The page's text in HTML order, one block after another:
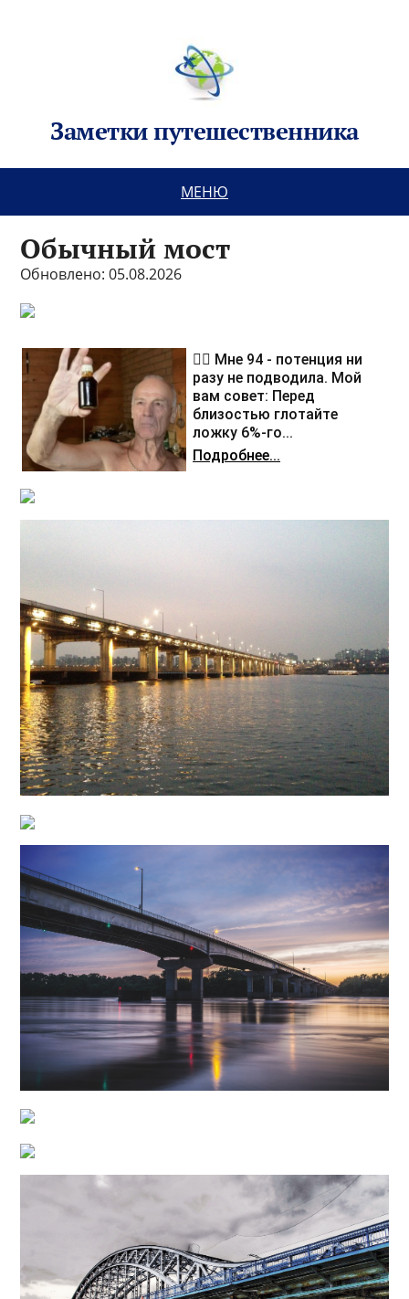
Заметки путешественника
МЕНЮ
Обычный мост
Обновлено: 05.08.2026
❤️‍🔥 Мне 94 - потенция ни
разу не подводила. Мой
вам совет: Перед
близостью глотайте
ложку 6%-го...
Подробнее...